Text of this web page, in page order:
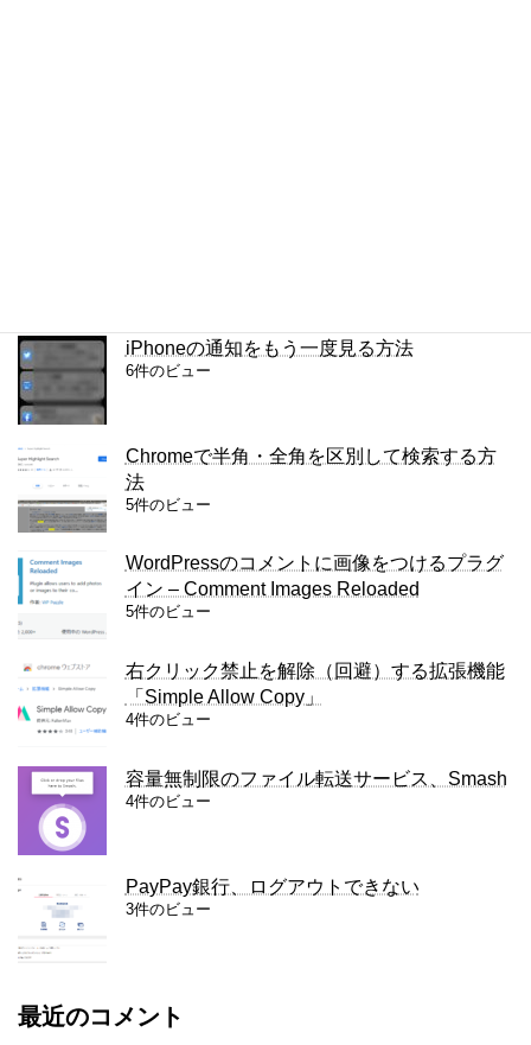
iPhoneの通知をもう一度見る方法
6件のビュー
Chromeで半角・全角を区別して検索する方
法
5件のビュー
WordPressのコメントに画像をつけるプラグ
イン – Comment Images Reloaded
5件のビュー
右クリック禁止を解除（回避）する拡張機能
「Simple Allow Copy」
4件のビュー
容量無制限のファイル転送サービス、Smash
4件のビュー
PayPay銀行、ログアウトできない
3件のビュー
最近のコメント